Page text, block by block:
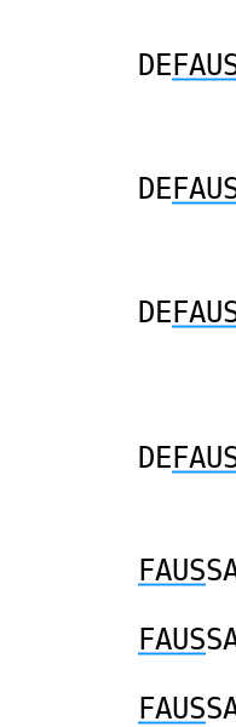
DE
DE
DE
DE
FAUS
FAUS
FAUS